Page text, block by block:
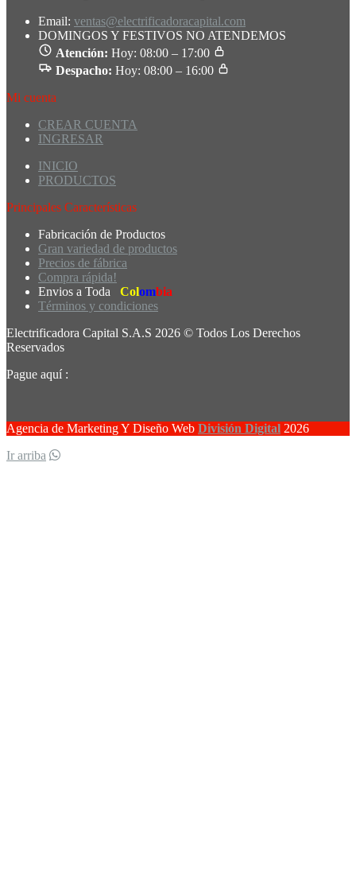
Email: ventas@electrificadoracapital.com
DOMINGOS Y FESTIVOS NO ATENDEMOS
Atención: Hoy: 08:00 – 17:00
Despacho: Hoy: 08:00 – 16:00
Mi cuenta
CREAR CUENTA
INGRESAR
INICIO
PRODUCTOS
Principales Características
Fabricación de Productos
Gran variedad de productos
Precios de fábrica
Compra rápida!
Envios a Toda
Colombia
Términos y condiciones
Electrificadora Capital S.A.S 2026 © Todos Los Derechos
Reservados
Pague aquí :
Agencia de Marketing Y Diseño Web División Digital 2026
Ir arriba